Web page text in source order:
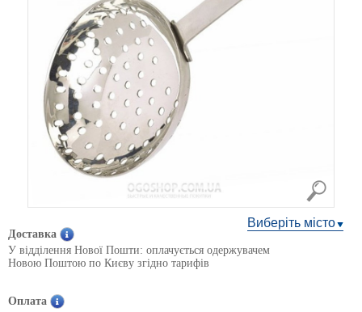
Виберіть місто
Доставка
У відділення Нової Пошти: оплачується одержувачем
Новою Поштою по Києву згідно тарифів
Оплата